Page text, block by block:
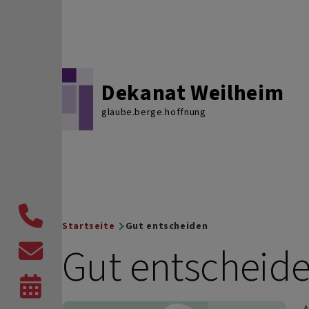
Dekanat Weilheim
glaube.berge.hoffnung
Breadcrumb
Startseite Gut entscheiden
Gut
Telefon
Kontaktformular
Veranstaltungen,